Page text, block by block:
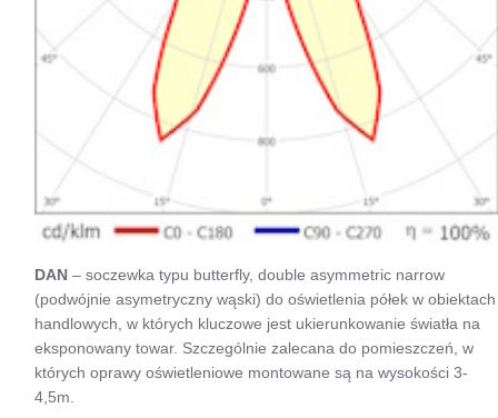
DAN – soczewka typu butterfly, double asymmetric narrow
(podwójnie asymetryczny wąski) do oświetlenia półek w obiektach
handlowych, w których kluczowe jest ukierunkowanie światła na
eksponowany towar. Szczególnie zalecana do pomieszczeń, w
których oprawy oświetleniowe montowane są na wysokości 3-
4,5m.